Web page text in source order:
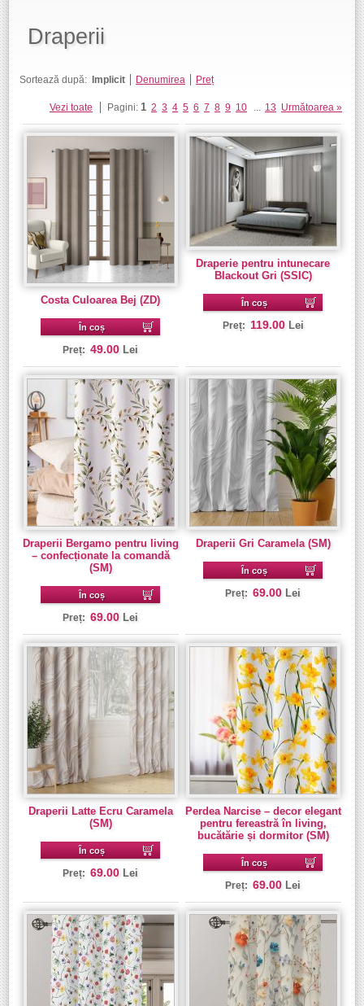
Draperii
Sortează după: Implicit Denumirea Preț
Vezi toate Pagini: 1 2 3 4 5 6 7 8 9 10 ... 13 Următoarea »
Costa Culoarea Bej (ZD)
În coș
Preț: 49.00 Lei
Draperie pentru intunecare
Blackout Gri (SSIC)
În coș
Preț: 119.00 Lei
Draperii Bergamo pentru living
– confecționate la comandă
(SM)
În coș
Preț: 69.00 Lei
Draperii Gri Caramela (SM)
În coș
Preț: 69.00 Lei
Draperii Latte Ecru Caramela
(SM)
În coș
Preț: 69.00 Lei
Perdea Narcise – decor elegant
pentru fereastră în living,
bucătărie și dormitor (SM)
În coș
Preț: 69.00 Lei